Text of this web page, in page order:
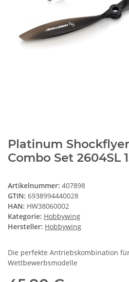
Platinum
Combo Set 2604SL
Artikelnummer: 407898
GTIN: 6938994440028
HAN: HW38060002
Kategorie: Hobbywing
Hersteller: Hobbywing
Die perfekte Antriebskombination
Wettbewerbsmodelle